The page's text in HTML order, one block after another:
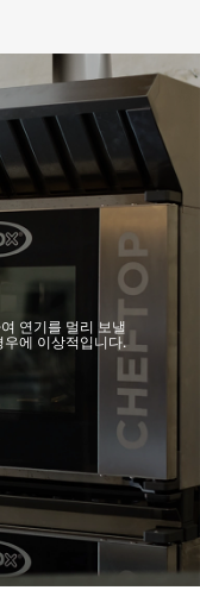
연기를 멀리 보낼
우에 이상적입니다.